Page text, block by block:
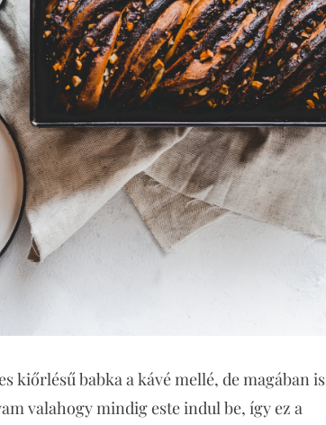
kiőrlésű babka a kávé mellé, de magában is
valahogy mindig este indul be, így ez a